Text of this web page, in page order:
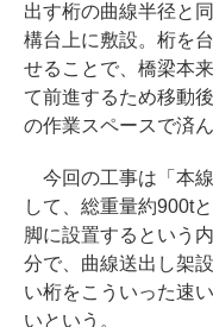
出す桁の曲線半径と
構台上に敷設。桁を
せることで、橋梁本
て前進するため移動
の作業スペースで済
今回の工事は「本
して、総重量約900t
脚に設置するという
分で、曲線送出し架
い桁をこういった速
いという。